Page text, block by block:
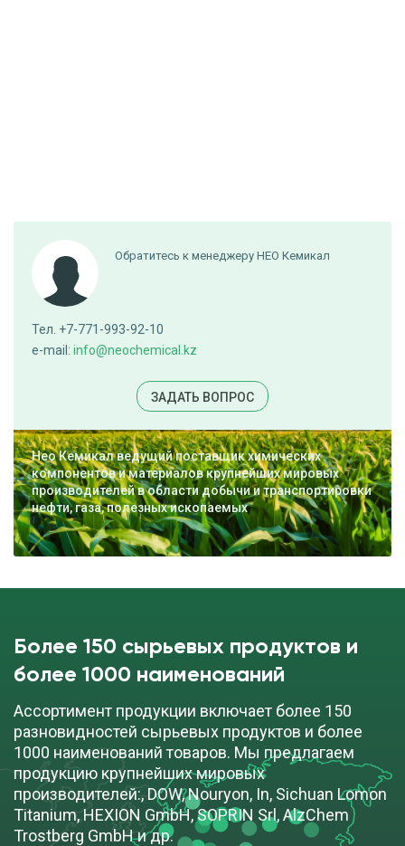
Обратитесь к менеджеру НЕО Кемикал
Тел. +7-771-993-92-10
e-mail: info@neochemical.kz
ЗАДАТЬ ВОПРОС
Нео Кемикал ведущий поставщик химических
компонентов и материалов крупнейших мировых
производителей в области добычи и транспортировки
нефти, газа, полезных ископаемых
Более 150 сырьевых продуктов и
более 1000 наименований
Ассортимент продукции включает более 150
разновидностей сырьевых продуктов и более
1000 наименований товаров. Мы предлагаем
продукцию крупнейших мировых
производителей:, DOW, Nouryon, In, Sichuan Lomon
Titanium, HEXION GmbH, SOPRIN Srl, AlzChem
Trostberg GmbH и др.